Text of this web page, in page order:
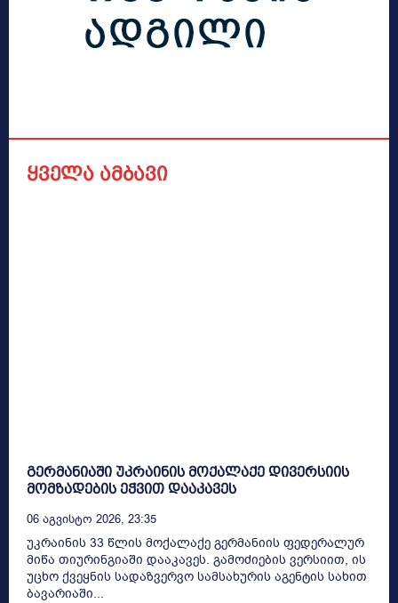
ყველა ამბავი
გერმანიაში უკრაინის მოქალაქე დივერსიის
მომზადების ეჭვით დააკავეს
06 Აგვისტო 2026, 23:35
უკრაინის 33 წლის მოქალაქე გერმანიის ფედერალურ
მიწა თიურინგიაში დააკავეს. გამოძიების ვერსიით, ის
უცხო ქვეყნის სადაზვერვო სამსახურის აგენტის სახით
ბავარიაში...